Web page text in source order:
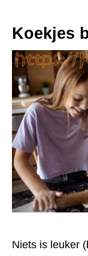
Koekjes
Niets is leuker